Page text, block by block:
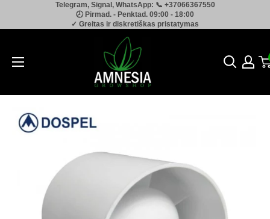
Telegram, Signal, WhatsApp: 📞 +37066367550
🕗 Pirmad. - Penktad. 09:00 - 18:00
✓ Greitas ir diskretiškas pristatymas
Amnesia.lt